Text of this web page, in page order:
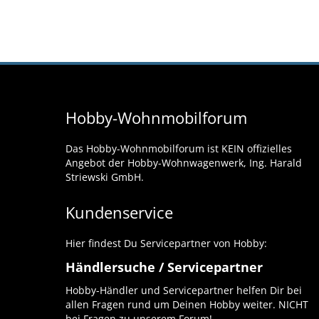
Hobby-Wohnmobilforum
Das Hobby-Wohnmobilforum ist KEIN offizielles
Angebot der Hobby-Wohnwagenwerk, Ing. Harald
Striewski GmbH.
Kundenservice
Hier findest Du Servicepartner von Hobby:
Händlersuche / Servicepartner
Hobby-Händler und Servicepartner helfen Dir bei
allen Fragen rund um Deinen Hobby weiter. NICHT